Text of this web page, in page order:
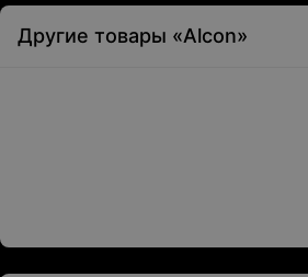
Другие товары «Alcon»